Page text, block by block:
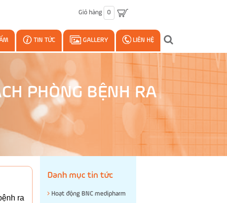
Giỏ hàng 0
TIN TỨC GALLERY LIÊN HỆ
PHÒNG BỆNH RA
ra
Danh mục tin tức
Hoạt động BNC medipharm